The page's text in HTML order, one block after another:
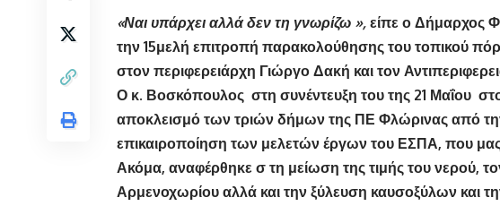
«Ναι υπάρχει αλλά δεν τη γνωρίζω », είπε ο Δήμαρχος
την 15μελή επιτροπή παρακολούθησης του τοπικού
στον περιφερειάρχη Γιώργο Δακή και τον
Ο κ. Βοσκόπουλος στη συνέντευξη του της 21 Μαΐου
αποκλεισμό των τριών δήμων της ΠΕ Φλώρινας από
επικαιροποίηση των μελετών έργων του ΕΣΠΑ, που
Ακόμα, αναφέρθηκε σ τη μείωση της τιμής του νερού,
Αρμενοχωρίου αλλά και την ξύλευση καυσοξύλων και